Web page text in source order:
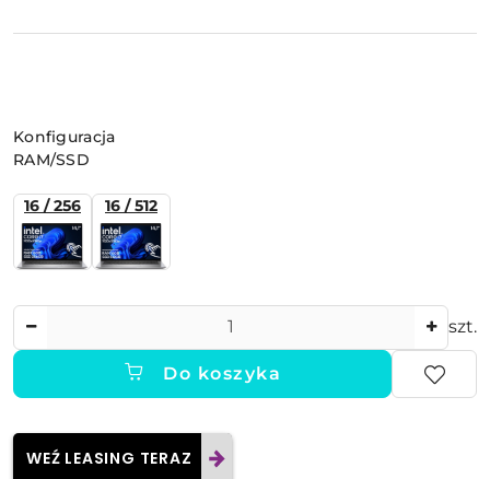
Wariant
Konfiguracja
RAM/SSD
16 / 256 16 / 512
szt.
Do koszyka
WEŹ LEASING TERAZ